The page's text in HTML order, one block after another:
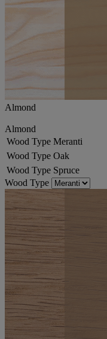
Almond
Almond
Wood Type Meranti
Wood Type Oak
Wood Type Spruce
Wood Type